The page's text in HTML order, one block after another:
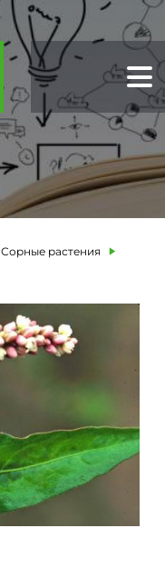
Сорные растения